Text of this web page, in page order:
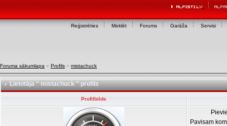
Reģistrēties Meklēt Forums Garāža Servisi
Foruma sākumlapa » Profils » mistachuck
Lietotāja " mistachuck " profils
Profilbilde
Pavisam